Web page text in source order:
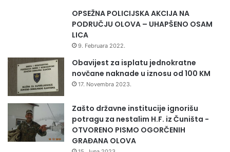
OPSEŽNA POLICIJSKA AKCIJA NA
PODRUČJU OLOVA – UHAPŠENO OSAM
LICA
9. Februara 2022.
Obavijest za isplatu jednokratne
novčane naknade u iznosu od 100 KM
17. Novembra 2023.
Zašto državne institucije ignorišu
potragu za nestalim H.F. iz Čuništa -
OTVORENO PISMO OGORČENIH
GRAĐANA OLOVA